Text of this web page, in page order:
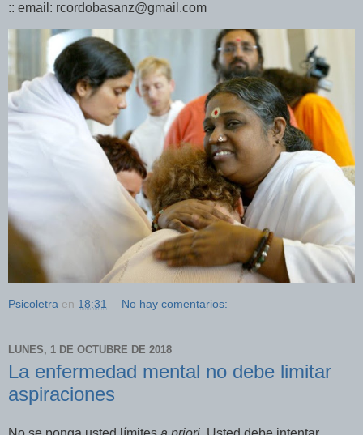
:: email: rcordobasanz@gmail.com
Psicoletra en 18:31 No hay comentarios:
LUNES, 1 DE OCTUBRE DE 2018
La enfermedad mental no debe limitar
aspiraciones